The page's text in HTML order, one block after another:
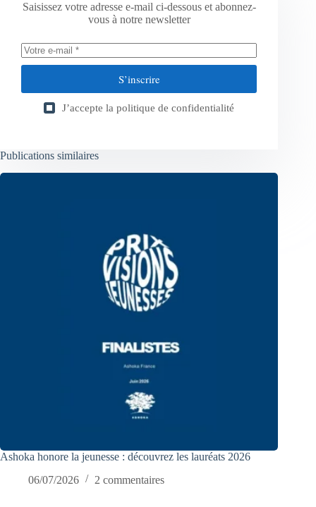
Saisissez votre adresse e-mail ci-dessous et abonnez-
vous à notre newsletter
S’inscrire
J’accepte la politique de confidentialité
Publications similaires
Ashoka honore la jeunesse : découvrez les lauréats 2026
06/07/2026
2 commentaires